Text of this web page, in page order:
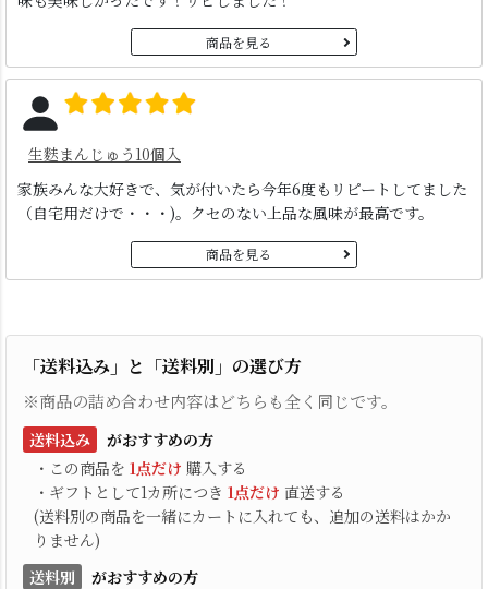
商品を見る
生麩まんじゅう10個入
家族みんな大好きで、気が付いたら今年6度もリピートしてました
（自宅用だけで・・・)。クセのない上品な風味が最高です。
商品を見る
「送料込み」と「送料別」の選び方
※商品の詰め合わせ内容はどちらも全く同じです。
送料込み
がおすすめの方
・この商品を 1点だけ 購入する
・ギフトとして1カ所につき 1点だけ 直送する
(送料別の商品を一緒にカートに入れても、追加の送料はかか
りません)
送料別
がおすすめの方